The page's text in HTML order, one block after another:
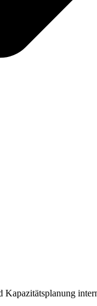
Kapazitätsplanung